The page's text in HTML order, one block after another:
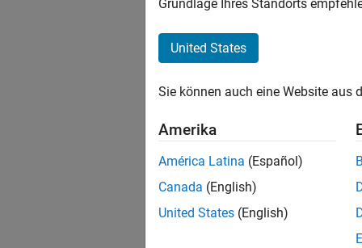
Es
Grundlage Ihres Standorts
United States
Sie können auch eine Website aus
Amerika
América Latina (Español)
Canada (English)
United States (English)